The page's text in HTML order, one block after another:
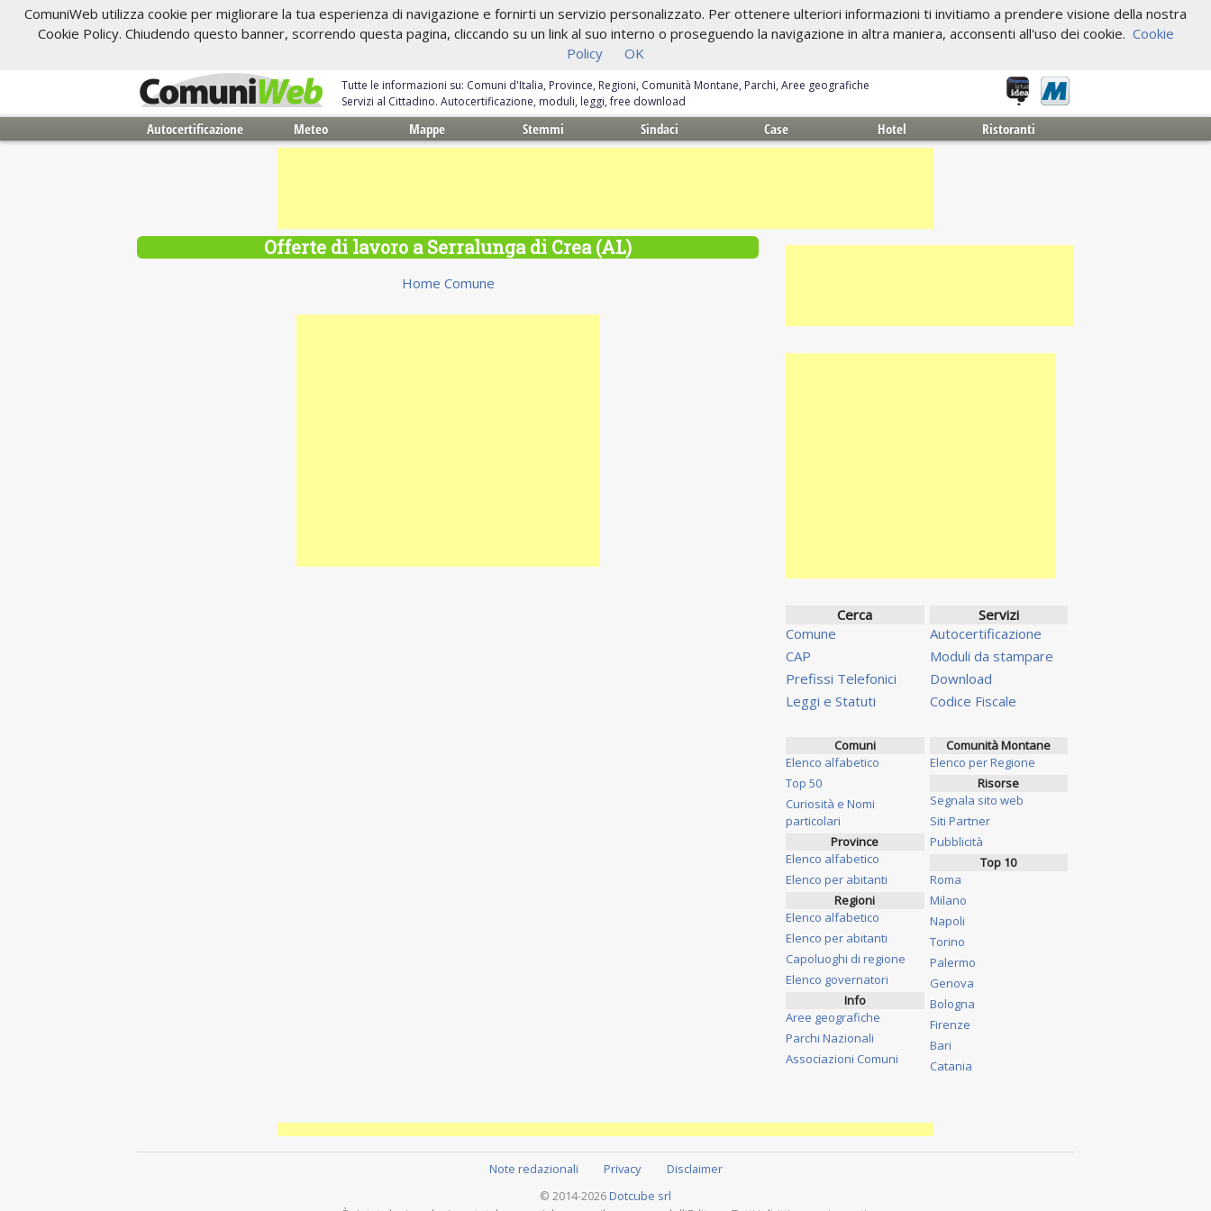
ComuniWeb utilizza cookie per migliorare la tua esperienza di navigazione e fornirti un servizio personalizzato. Per ottenere ulteriori informazioni ti invitiamo a prendere visione della nostra
Cookie Policy. Chiudendo questo banner, scorrendo questa pagina, cliccando su un link al suo interno o proseguendo la navigazione in altra maniera, acconsenti all'uso dei cookie. Cookie
Policy
OK
Tutte le informazioni su: Comuni d'Italia, Province, Regioni, Comunità Montane, Parchi, Aree geografiche
Servizi al Cittadino. Autocertificazione, moduli, leggi, free download
Autocertificazione Meteo Mappe Stemmi Sindaci Case Hotel Ristoranti
Offerte di lavoro a Serralunga di Crea (AL)
Home Comune
Cerca
Comune
CAP
Prefissi Telefonici
Leggi e Statuti
Servizi
Autocertificazione
Moduli da stampare
Download
Codice Fiscale
Comuni
Elenco alfabetico
Top 50
Curiosità e Nomi
particolari
Province
Elenco alfabetico
Elenco per abitanti
Regioni
Elenco alfabetico
Elenco per abitanti
Capoluoghi di regione
Elenco governatori
Info
Aree geografiche
Parchi Nazionali
Associazioni Comuni
Comunità Montane
Elenco per Regione
Risorse
Segnala sito web
Siti Partner
Pubblicità
Top 10
Roma
Milano
Napoli
Torino
Palermo
Genova
Bologna
Firenze
Bari
Catania
Note redazionali Privacy
Disclaimer
© 2014-2026 Dotcube srl